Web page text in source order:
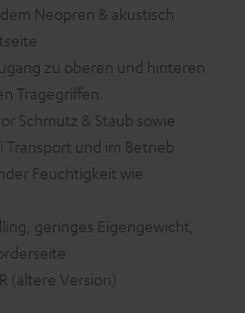
Neopren & akustisch
zu oberen und hinteren
Tragegriffen
Schmutz & Staub sowie
Transport und im Betrieb
Feuchtigkeit wie
geringes Eigengewicht,
(ältere Version)